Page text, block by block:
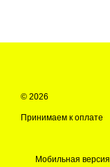
© 2026
Принимаем к оплате
Мобильная версия